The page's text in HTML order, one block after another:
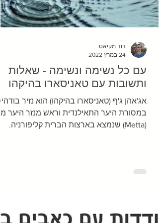
עם כל נשימה ונשימה - שאלות
ותשובות עם טאניסארו בהיקהו
אג'אהן ג'ף (טאניסארו בהיקהו) הוא נזיר
במסורת היער התאילנדית וראש מנזר היער
(Metta) שנמצא בארצות הברית קליפורניה.
דוד מקיאס
24 במרץ 2022